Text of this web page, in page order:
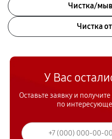
Чистка/
Чистка
У Вас
Оставьте заявку и
по